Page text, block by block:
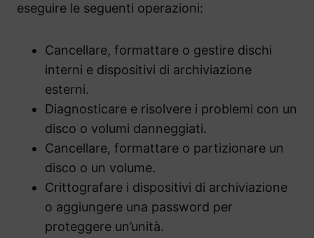
eseguire le seguenti operazioni:
Cancellare, formattare o gestire dischi
interni e dispositivi di archiviazione
esterni.
Diagnosticare e risolvere i problemi con un
disco o volumi danneggiati.
Cancellare, formattare o partizionare un
disco o un volume.
Crittografare i dispositivi di archiviazione
o aggiungere una password per
proteggere un’unità.